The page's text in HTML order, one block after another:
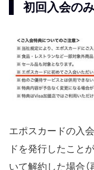
初回入会の
エポスカードの入
ドを発行したこと
いて解約した場合（